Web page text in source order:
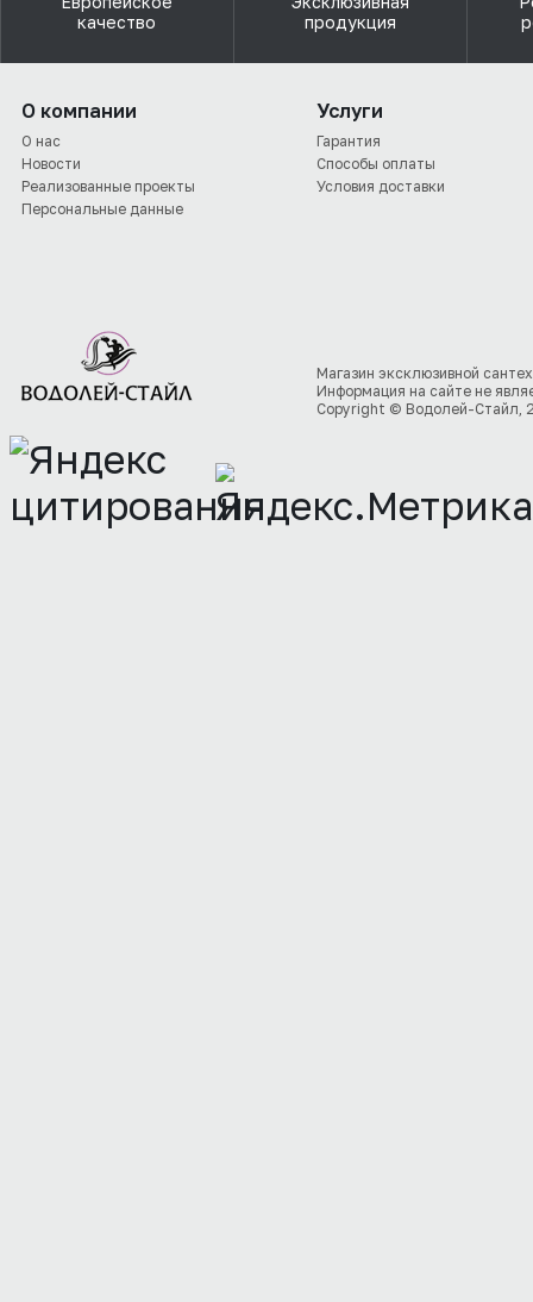
качество
продукция
О компании
О нас
Новости
Реализованные проекты
Персональные данные
Услуги
Гарантия
Способы оплаты
Условия доставки
Магазин эксклюзивной
Информация на сайте не
Copyright © Водолей-Стайл,